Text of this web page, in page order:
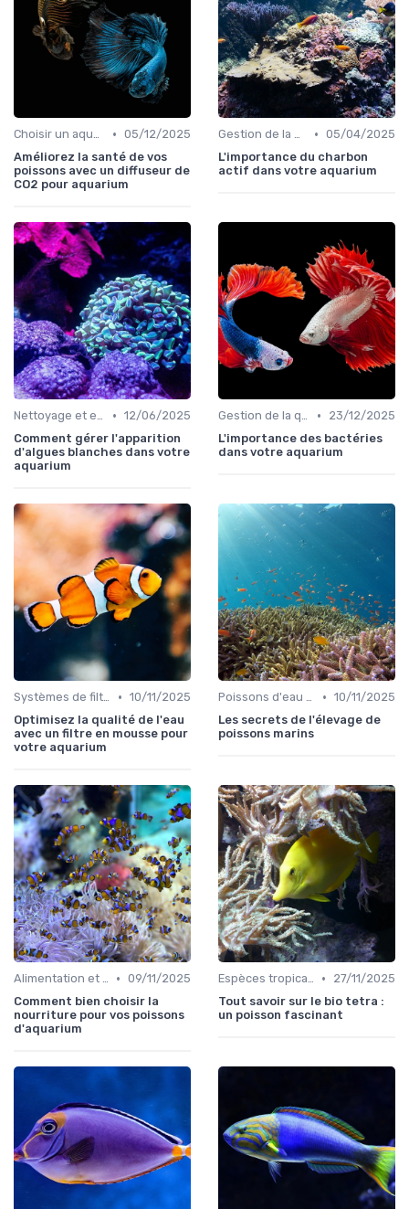
Choisir un aquarium • 05/12/2025
Améliorez la santé de vos
poissons avec un diffuseur de
CO2 pour aquarium
Gestion de la qualité de l'eau • 05/04/2025
L'importance du charbon
actif dans votre aquarium
Nettoyage et entretien • 12/06/2025
Comment gérer l'apparition
d'algues blanches dans votre
aquarium
Gestion de la qualité de l'eau •
23/12/2025
L'importance des bactéries
dans votre aquarium
Systèmes de filtration • 10/11/2025
Optimisez la qualité de l'eau
avec un filtre en mousse pour
votre aquarium
Poissons d'eau salée • 10/11/2025
Les secrets de l'élevage de
poissons marins
Alimentation et nutrition • 09/11/2025
Comment bien choisir la
nourriture pour vos poissons
d'aquarium
Espèces tropicales •
27/11/2025
Tout savoir sur le bio tetra :
un poisson fascinant